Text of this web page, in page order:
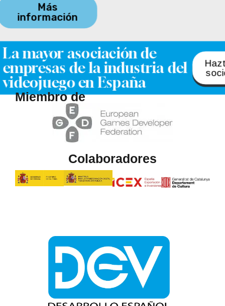
Más
información
La mayor asociación de
empresas de la industria del
videojuego en España
Miembro de
Colaboradores